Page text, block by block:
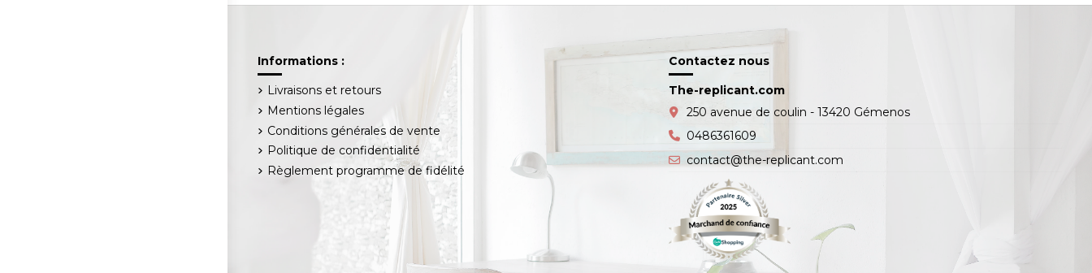
Informations :
Livraisons et retours
Mentions légales
Conditions générales de vente
Politique de confidentialité
Règlement programme de fidélité
Contactez nous
The-replicant.com
250 avenue de coulin - 13420 Gémenos
0486361609
contact@the-replicant.com